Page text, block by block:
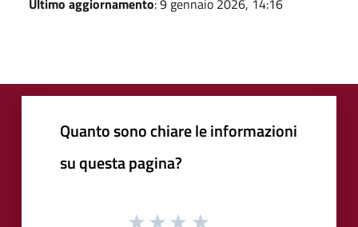
Quanto sono chiare le informazioni
su questa pagina?